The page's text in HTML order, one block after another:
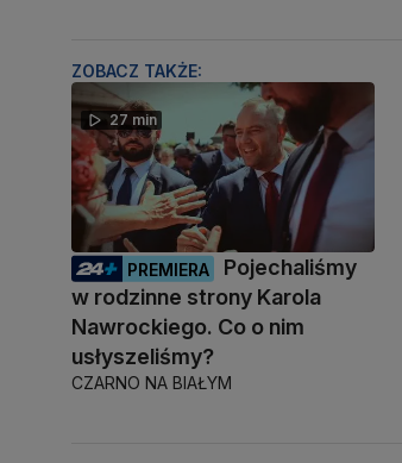
ZOBACZ TAKŻE:
27 min
PREMIERA
Pojechaliśmy
w rodzinne strony Karola
Nawrockiego. Co o nim
usłyszeliśmy?
CZARNO NA BIAŁYM